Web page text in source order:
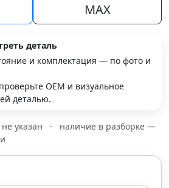
MAX
деталь
и комплектация — по фото и
OEM и визуальное
деталью.
указан ·
наличие в разборке —